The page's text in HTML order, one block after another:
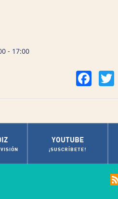
- 17:00
Facebook
YOUTUBE
¡SUSCRÍBETE!